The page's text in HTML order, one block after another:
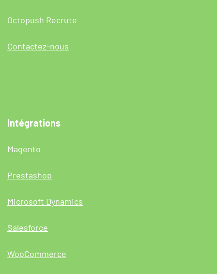
Octopush Recrute
Contactez-nous
Intégrations
Magento
Prestashop
Microsoft Dynamics
Salesforce
WooCommerce